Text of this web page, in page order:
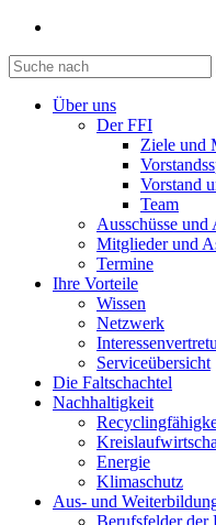
Diese
Website
durchsuchen
Über uns
Der FFI
Ziele und
Vorstand
Team
Ausschüsse und
Mitglieder und
Termine
Ihre Vorteile
Wissen
Netzwerk
Serviceübersicht
Die Faltschachtel
Nachhaltigkeit
Energie
Klimaschutz
Aus- und
Berufsfelder der